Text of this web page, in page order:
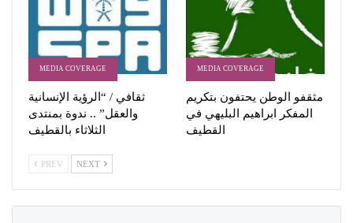
MEDIA COVERAGE
ثقافي / “الرؤية الإنسانية
والعقل” .. ندوة بمنتدى
الثلاثاء بالقطيف
MEDIA COVERAGE
مثقفو الوطن يحتفون بتكريم
المفكر ابراهيم البليهي في
القطيف
PREV NEXT